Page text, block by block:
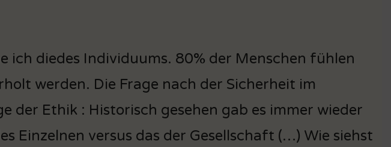
ich diedes Individuums. 80% der Menschen fühlen
werden. Die Frage nach der Sicherheit im
der Ethik : Historisch gesehen gab es immer wieder
Einzelnen versus das der Gesellschaft (…) Wie siehst